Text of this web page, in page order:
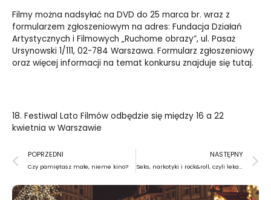
Filmy można nadsyłać na DVD do 25 marca br. wraz z
formularzem zgłoszeniowym na adres: Fundacja Działań
Artystycznych i Filmowych „Ruchome obrazy”, ul. Pasaż
Ursynowski 1/111, 02-784 Warszawa. Formularz zgłoszeniowy
oraz więcej informacji na temat konkursu znajduje się tutaj.
18. Festiwal Lato Filmów odbędzie się między 16 a 22
kwietnia w Warszawie
Prev
POPRZEDNI
Czy pamiętasz małe, nieme kino?
NASTĘPNY
Seks, narkotyki i rock&roll, czyli lekarstwa na mdłości